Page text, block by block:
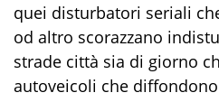
quei disturbatori seriali
od altro scorazzano
strade città sia di giorno
autoveicoli che